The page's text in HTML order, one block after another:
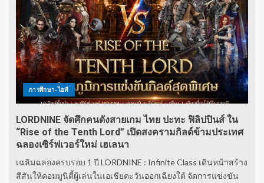
การศึกษา-ไอที
LORDNINE จัดศึกคนดังสายเกม ไทย ปะทะ ฟิลิปปินส์ ใน
“Rise of the Tenth Lord” เปิดสงครามกิลด์ข้ามประเทศ
ฉลองเซิร์ฟเวอร์ใหม่ เฮเลนา
เฉลิมฉลองครบรอบ 1 ปี LORDNINE : Infinite Class เดินหน้าสร้าง
สีสันให้คอมมูนิตี้ผู้เล่นในเอเชียตะวันออกเฉียงใต้ จัดการแข่งขัน